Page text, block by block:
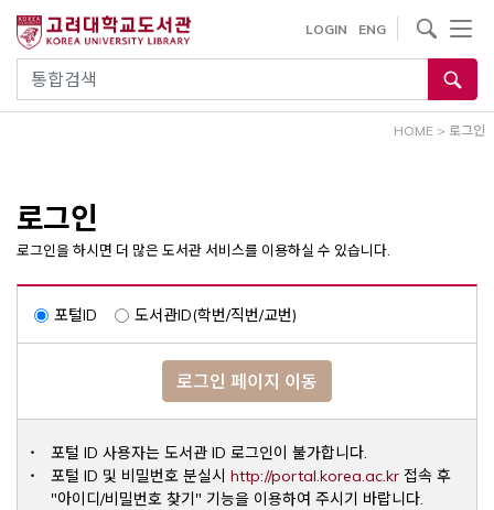
건
통합검색
LOGIN ENG
사이트내 검색
HOME > 로그인
로그인
로그인을 하시면 더 많은 도서관 서비스를 이용하실 수 있습니다.
포털ID 도서관ID(학번/직번/교번)
로그인 페이지 이동
포털 ID 사용자는 도서관 ID 로그인이 불가합니다.
포털 ID 및 비밀번호 분실시 http://portal.korea.ac.krOpens a
접속 후
"아이디/비밀번호 찾기" 기능을 이용하여 주시기 바랍니다.